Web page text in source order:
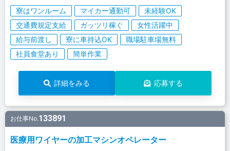
寮はワンルーム マイカー通勤可
未経験OK
交通費規定支給
ガッツリ稼ぐ
女性活躍中
給与前渡し
寮に車持込OK
職場駐車場無料
社員食堂あり
簡単作業
詳細をみる 応募する
お仕事No.133891
医療用ワイヤーの加工マシンオペレーター